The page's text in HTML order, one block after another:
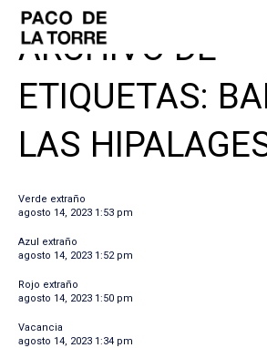
ARCHIVO DE
ETIQUETAS:
LAS
Verde extraño
agosto 14, 2023 1:53 pm
Azul extraño
agosto 14, 2023 1:52 pm
Rojo extraño
agosto 14, 2023 1:50 pm
Vacancia
agosto 14, 2023 1:34 pm